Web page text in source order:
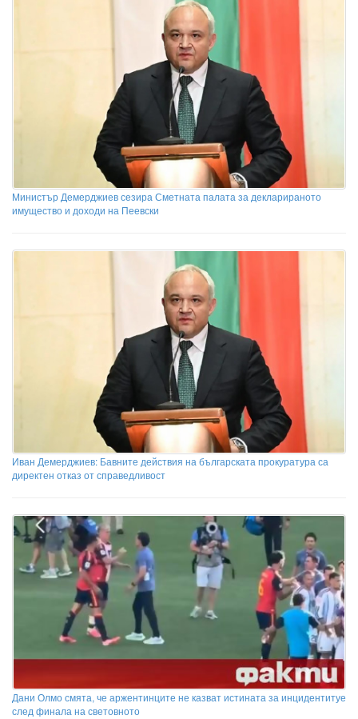
Министър Демерджиев сезира Сметната палата за декларираното
имущество и доходи на Пеевски
Иван Демерджиев: Бавните действия на българската прокуратура са
директен отказ от справедливост
Дани Олмо смята, че аржентинците не казват истината за инцидентитуе
след финала на световното